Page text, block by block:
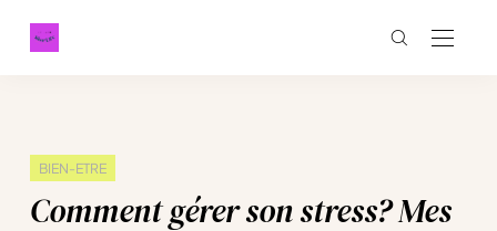
BIEN-ETRE
Comment gérer son stress? Mes